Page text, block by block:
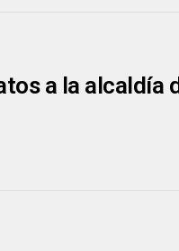
a la alcaldía